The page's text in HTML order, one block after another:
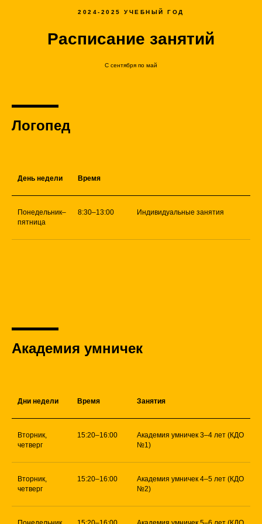
2024-2025 УЧЕБНЫЙ ГОД
Расписание занятий
С сентября по май
Логопед
День недели Время
Понедельник–
пятница
8:30–13:00 Индивидуальные занятия
Академия умничек
Дни недели Время Занятия
Вторник,
четверг
15:20–16:00
Академия умничек 3–4 лет (КДО
№1)
Вторник,
четверг
15:20–16:00
Академия умничек 4–5 лет (КДО
№2)